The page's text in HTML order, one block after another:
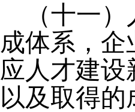
（十一
成体系，
应人才建
以及取得的